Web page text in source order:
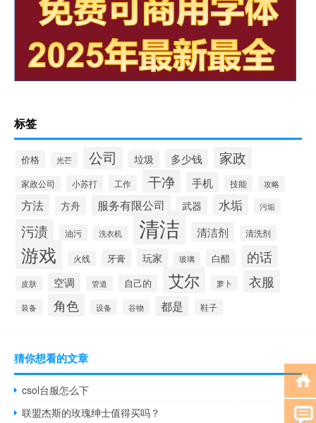
标签
价格 光芒 公司 垃圾 多少钱 家政
家政公司 小苏打 工作 干净 手机 技能 攻略
方法 方舟 服务有限公司 武器 水垢 污垢
污渍 油污 洗衣机 清洁 清洁剂 清洗剂
游戏 火线 牙膏 玩家 玻璃 白醋 的话
皮肤 空调 管道 自己的 艾尔 萝卜 衣服
装备 角色 设备 谷物 都是 鞋子
猜你想看的文章
csol台服怎么下
联盟杰斯的玫瑰绅士值得买吗？